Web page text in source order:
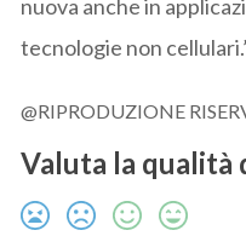
nuova anche in
tecnologie non
@RIPRODUZIONE
Valuta la qualità